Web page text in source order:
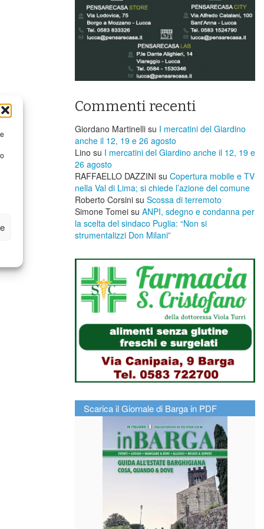
Commenti recenti
Giordano Martinelli su I mercatini del Giardino
anche il 12, 19 e 26 agosto
Lino su I mercatini del Giardino anche il 12, 19 e
26 agosto
RAFFAELLO DAZZINI su ​Copertura mobile e TV
nella Val di Lima; si chiede l’azione del comune
Roberto Corsini su Scossa di terremoto
Simone Tomei su ANPI, sdegno e condanna per
la scelta del sindaco Puglia: “Non si
strumentalizzi Don Milani”
Scarica il Giornale di Barga in PDF